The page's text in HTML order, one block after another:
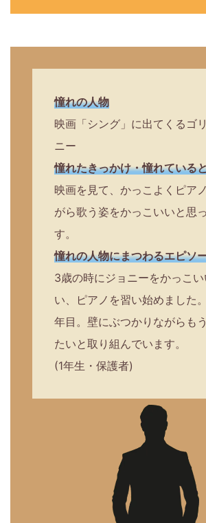
憧れの人物
映画「シング」に出てくるゴ
ニー
憧れたきっかけ・憧れている
映画を見て、かっこよくピア
がら歌う姿をかっこいいと思
す。
憧れの人物にまつわるエピソ
3歳の時にジョニーをかっこ
い、ピアノを習い始めました
年目。壁にぶつかりながらも
たいと取り組んでいます。
(1年生・保護者)